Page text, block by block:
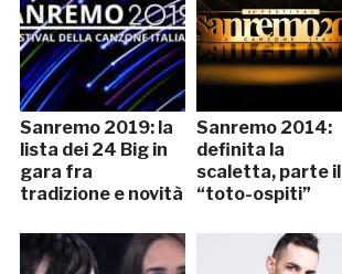
Sanremo 2019: la
lista dei 24 Big in
gara fra
tradizione e novità
Sanremo 2014:
definita la
scaletta, parte il
“toto-ospiti”